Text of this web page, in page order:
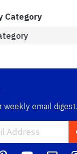
Category
weekly email digest.